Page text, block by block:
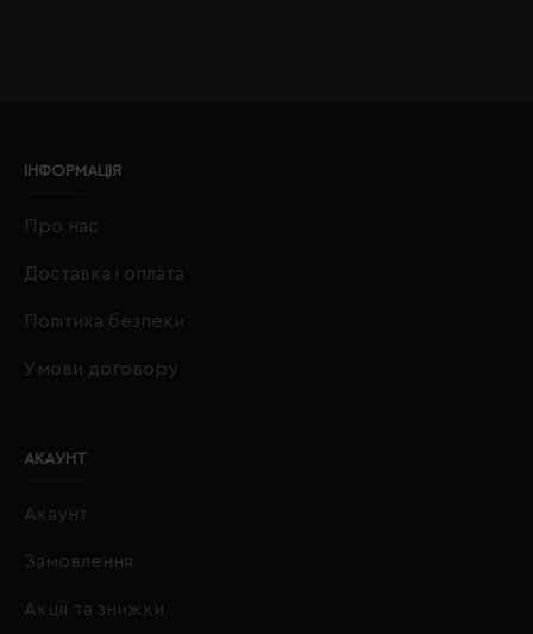
ІНФОРМАЦІЯ
Про нас
Доставка і оплата
Політика безпеки
Умови договору
АКАУНТ
Акаунт
Замовлення
Акції та знижки